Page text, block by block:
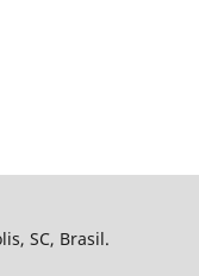
SC, Brasil.